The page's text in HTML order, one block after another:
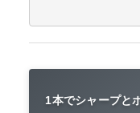
1本でシャープと